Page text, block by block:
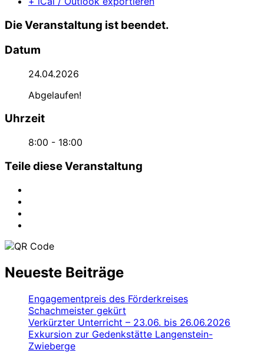
Die Veranstaltung ist beendet.
Datum
24.04.2026
Abgelaufen!
Uhrzeit
8:00 - 18:00
Teile diese Veranstaltung
Neueste Beiträge
Engagementpreis des Förderkreises
Schachmeister gekürt
Verkürzter Unterricht – 23.06. bis 26.06.2026
Exkursion zur Gedenkstätte Langenstein-
Zwieberge